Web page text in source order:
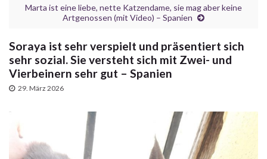
Marta ist eine liebe, nette Katzendame, sie mag aber keine
Artgenossen (mit Video) – Spanien
Soraya ist sehr verspielt und präsentiert sich
sehr sozial. Sie versteht sich mit Zwei- und
Vierbeinern sehr gut – Spanien
29. März 2026